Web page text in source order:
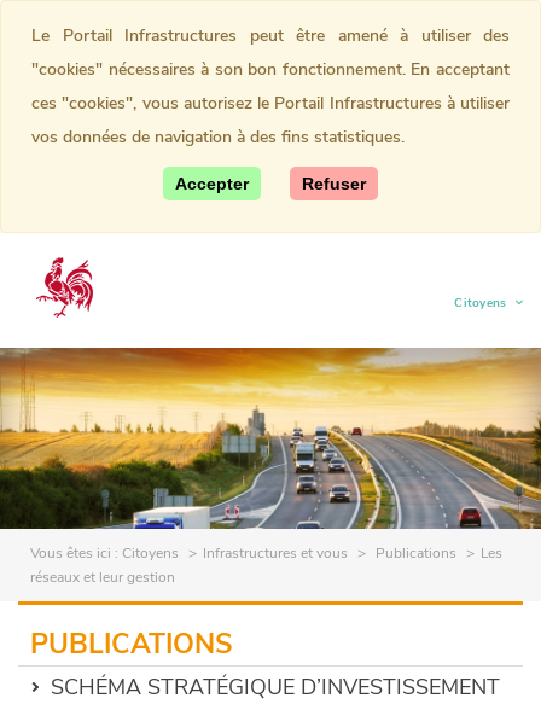
Citoyens
(current)
Vous êtes ici : Citoyens Infrastructures et vous Publications
Les
réseaux et leur gestion
PUBLICATIONS
SCHÉMA STRATÉGIQUE D’INVESTISSEMENT
Le Portail Infrastructures peut être amené à utiliser des
"cookies" nécessaires à son bon fonctionnement. En acceptant
ces "cookies", vous autorisez le Portail Infrastructures à utiliser
vos données de navigation à des fins statistiques.
Accepter Refuser